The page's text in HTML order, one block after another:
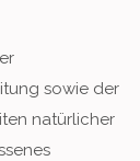
sowie der
natürlicher